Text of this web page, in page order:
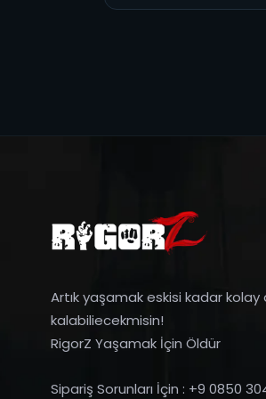
Artık yaşamak eskisi kadar
kalabiliecekmisin!
RigorZ Yaşamak İçin Öldür
Sipariş Sorunları İçin : +9 0850